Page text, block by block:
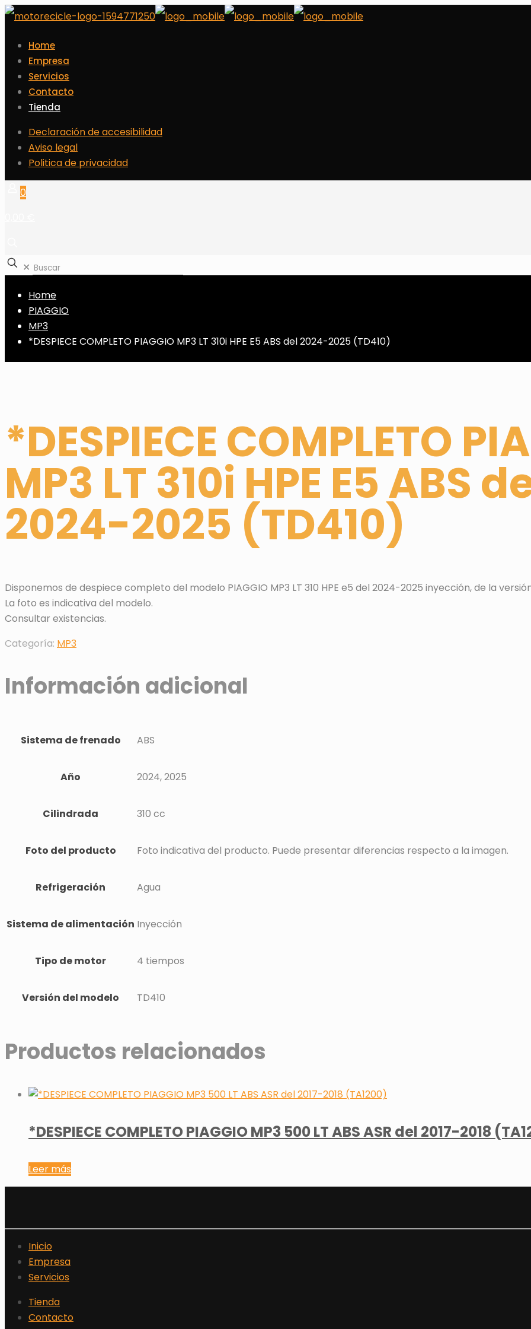
Home
Empresa
Servicios
Contacto
Tienda
Declaración de accesibilidad
Aviso legal
Politica de privacidad
0
✕
Home
PIAGGIO
MP3
*DESPIECE COMPLETO PIAGGIO MP3 LT 310i HPE E5 ABS del 2024-2025 (TD410)
*DESPIECE COMPLETO
MP3 LT 310i HPE E5 ABS
2024-2025 (TD410)
Disponemos de despiece completo del modelo PIAGGIO MP3 LT 310 HPE e5 del 2024-2025 inyección, de la
La foto es indicativa del modelo.
Consultar existencias.
Categoría: MP3
Información adicional
Sistema de frenado ABS
Año 2024, 2025
Cilindrada 310 cc
Foto del producto Foto indicativa del producto. Puede presentar diferencias respecto a la imagen.
Refrigeración Agua
Sistema de alimentación Inyección
Tipo de motor 4 tiempos
Versión del modelo TD410
Productos relacionados
*DESPIECE COMPLETO PIAGGIO MP3 500 LT ABS ASR del 2017-2018
Leer más
Inicio
Empresa
Servicios
Tienda
Contacto